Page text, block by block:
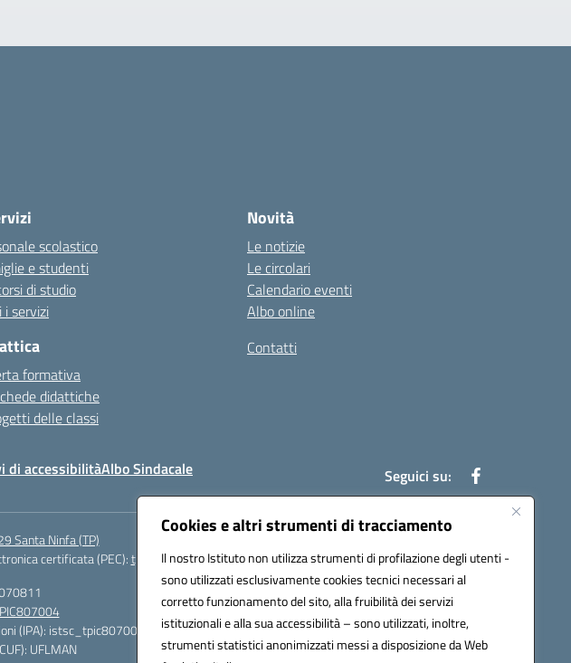
Cookies e altri strumenti di tracciamento
Il nostro Istituto non utilizza strumenti di profilazione degli utenti -
sono utilizzati esclusivamente cookies tecnici necessari al
corretto funzionamento del sito, alla fruibilità dei servizi
istituzionali e alla sua accessibilità – sono utilizzati, inoltre,
strumenti statistici anonimizzati messi a disposizione da Web
scolastico
e studenti
di studio
i servizi
formativa
didattiche
delle classi
Novità
Le notizie
Le circolari
Calendario eventi
Albo online
Contatti
di accessibilitàAlbo Sindacale Seguici su:
Santa Ninfa (TP)
certificata (PEC):tpic807004@pec.istruzione.it
(IPA): istsc_tpic807004
UFLMAN